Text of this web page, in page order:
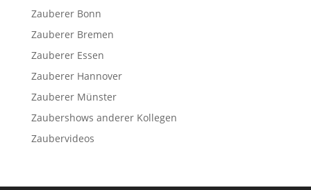
Zauberer Bonn
Zauberer Bremen
Zauberer Essen
Zauberer Hannover
Zauberer Münster
Zaubershows anderer Kollegen
Zaubervideos